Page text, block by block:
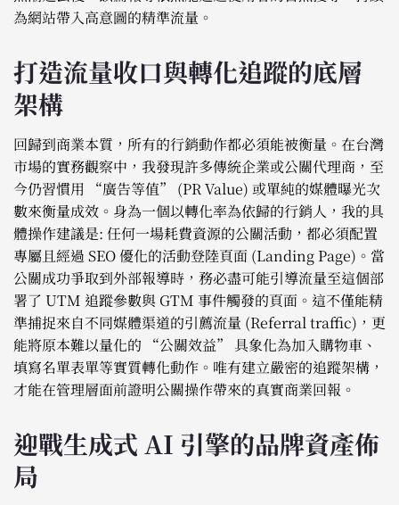
為網站帶入高意圖的精準流量。
打造流量收口與轉化追蹤的底層
架構
回歸到商業本質，所有的行銷動作都必須能被衡量。在台灣
市場的實務觀察中，我發現許多傳統企業或公關代理商，至
今仍習慣用 “廣告等值” (PR Value) 或單純的媒體曝光次
數來衡量成效。身為一個以轉化率為依歸的行銷人，我的具
體操作建議是: 任何一場耗費資源的公關活動，都必須配置
專屬且經過 SEO 優化的活動登陸頁面 (Landing Page)。當
公關成功爭取到外部報導時，務必盡可能引導流量至這個部
署了 UTM 追蹤參數與 GTM 事件觸發的頁面。這不僅能精
準捕捉來自不同媒體渠道的引薦流量 (Referral traffic)，更
能將原本難以量化的 “公關效益” 具象化為加入購物車、
填寫名單表單等實質轉化動作。唯有建立嚴密的追蹤架構，
才能在管理層面前證明公關操作帶來的真實商業回報。
迎戰生成式 AI 引擎的品牌資產佈
局